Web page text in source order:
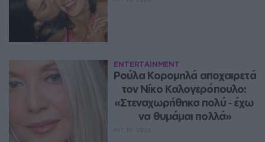
ENTERTAINMENT
Ρούλα Κορομηλά αποχαιρετά
τον Νίκο Καλογερόπουλο:
«Στεναχωρήθηκα πολύ ‑ έχω
να θυμάμαι πολλά»